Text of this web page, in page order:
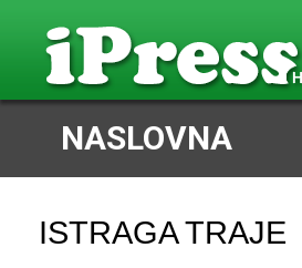
NASLOVNA
ISTRAGA TRAJE